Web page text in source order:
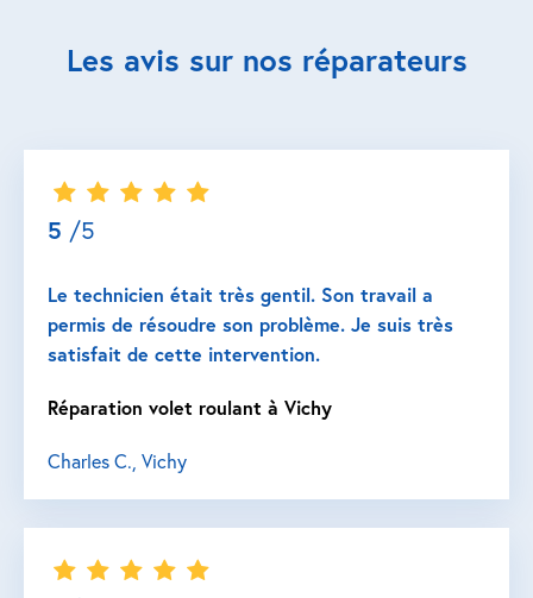
Les avis sur nos réparateurs
5 /5
Le technicien était très gentil. Son travail a
permis de résoudre son problème. Je suis très
satisfait de cette intervention.
Réparation volet roulant à Vichy
Charles C., Vichy